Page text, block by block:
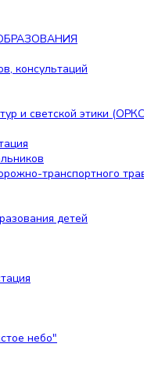
детей
небо"
консультаций
и светской этики
транспортного
детей
небо"